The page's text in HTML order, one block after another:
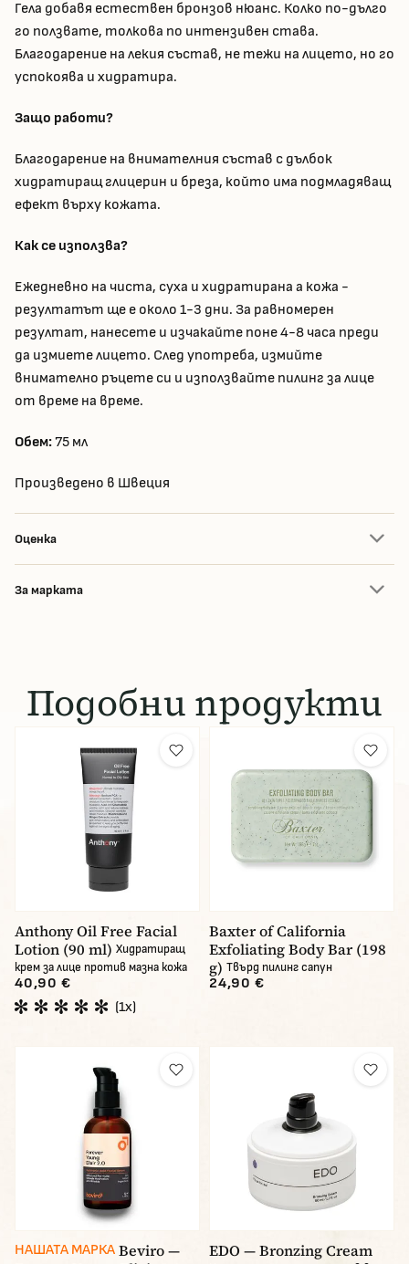
Гела добавя естествен бронзов нюанс. Колко по-дълго
го ползвате, толкова по интензивен става.
Благодарение на лекия състав, не тежи на лицето, но го
успокоява и хидратира.
Защо работи?
Благодарение на внимателния състав с дълбок
хидратиращ глицерин и бреза, който има подмладяващ
ефект върху кожата.
Как се използва?
Ежедневно на чиста, суха и хидратирана а кожа -
резултатът ще е около 1-3 дни. За равномерен
резултат, нанесете и изчакайте поне 4-8 часа преди
да измиете лицето. След употреба, измийте
внимателно ръцете си и използвайте пилинг за лице
от време на време.
Обем:75 мл
Произведено в Швеция
Оценка
За марката
Подобни продукти
Anthony Oil Free Facial
Lotion (90 ml) Хидратиращ
крем за лице против мазна кожа
40,90 €
(1x)
Baxter of California
Exfoliating Body Bar (198
g) Твърд пилинг сапун
24,90 €
НАШАТА МАРКА Beviro —
EDO — Bronzing Cream